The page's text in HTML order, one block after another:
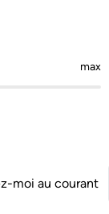
max
moi au courant